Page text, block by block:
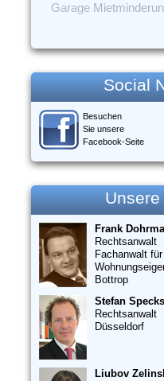
Garage
Social
Besuchen
Sie unsere
Facebook-Seite
Frank
Rechtsanwalt
Fachanwalt
Bottrop
Stefan Specks
Rechtsanwalt
Düsseldorf
Liubov